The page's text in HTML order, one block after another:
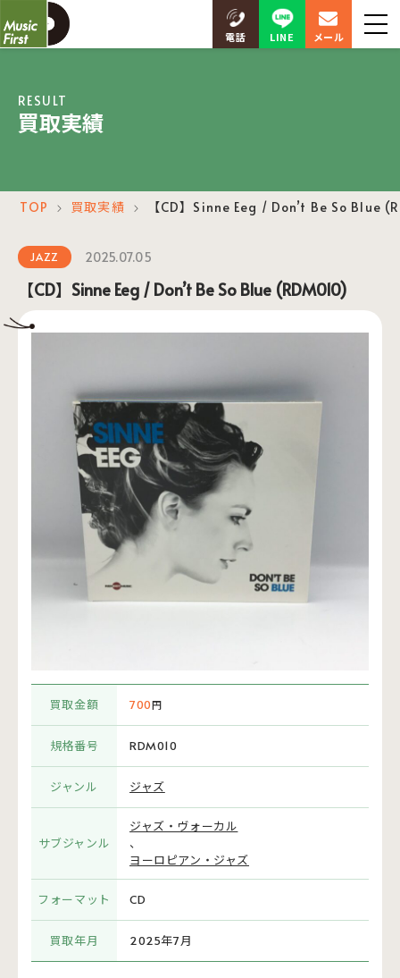
電話 LINE メール
RESULT
買取実績
TOP ＞ 買取実績 ＞ 【CD】Sinne Eeg / Don’t Be So Blue
JAZZ 2025.07.05
【CD】Sinne Eeg / Don’t Be So Blue (RDM010)
買取金額 700円
規格番号 RDM010
ジャンル ジャズ
サブジャンル
ジャズ・ヴォーカル
、
ヨーロピアン・ジャズ
フォーマット CD
買取年月 2025年7月